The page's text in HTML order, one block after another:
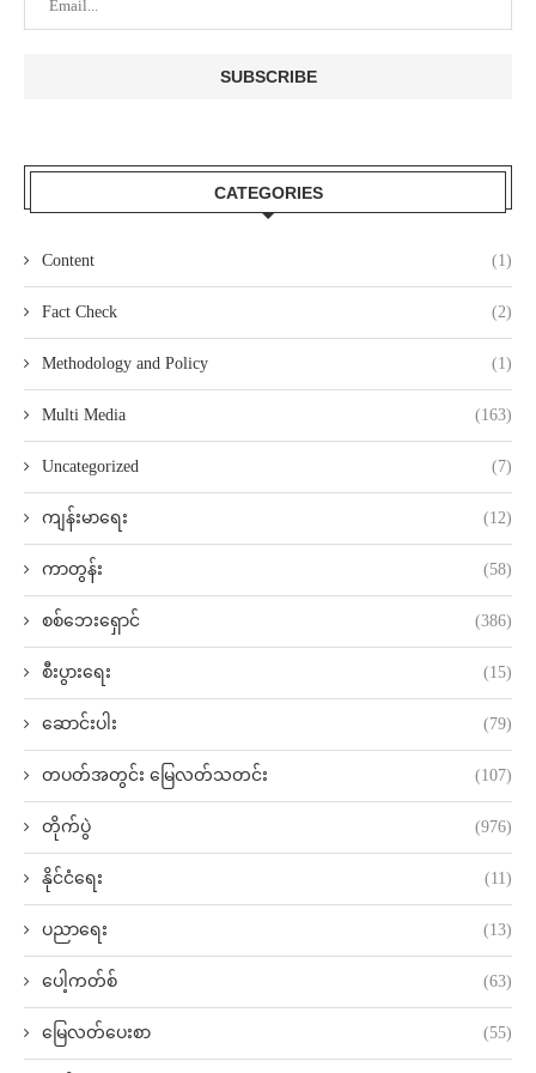
CATEGORIES
Content (1)
Fact Check (2)
Methodology and Policy (1)
Multi Media (163)
Uncategorized (7)
ကျန်းမာရေး (12)
ကာတွန်း (58)
စစ်ဘေးရှောင် (386)
စီးပွားရေး (15)
ဆောင်းပါး (79)
တပတ်အတွင်း မြေလတ်သတင်း (107)
တိုက်ပွဲ (976)
နိုင်ငံရေး (11)
ပညာရေး (13)
ပေါ့ကတ်စ် (63)
မြေလတ်ပေးစာ (55)